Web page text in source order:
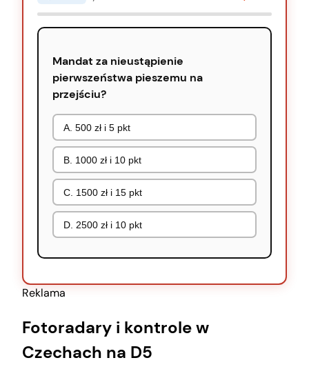
Mandat za nieustąpienie
pierwszeństwa pieszemu na
przejściu?
A. 500 zł i 5 pkt
B. 1000 zł i 10 pkt
C. 1500 zł i 15 pkt
D. 2500 zł i 10 pkt
Reklama
Fotoradary i kontrole w
Czechach na D5